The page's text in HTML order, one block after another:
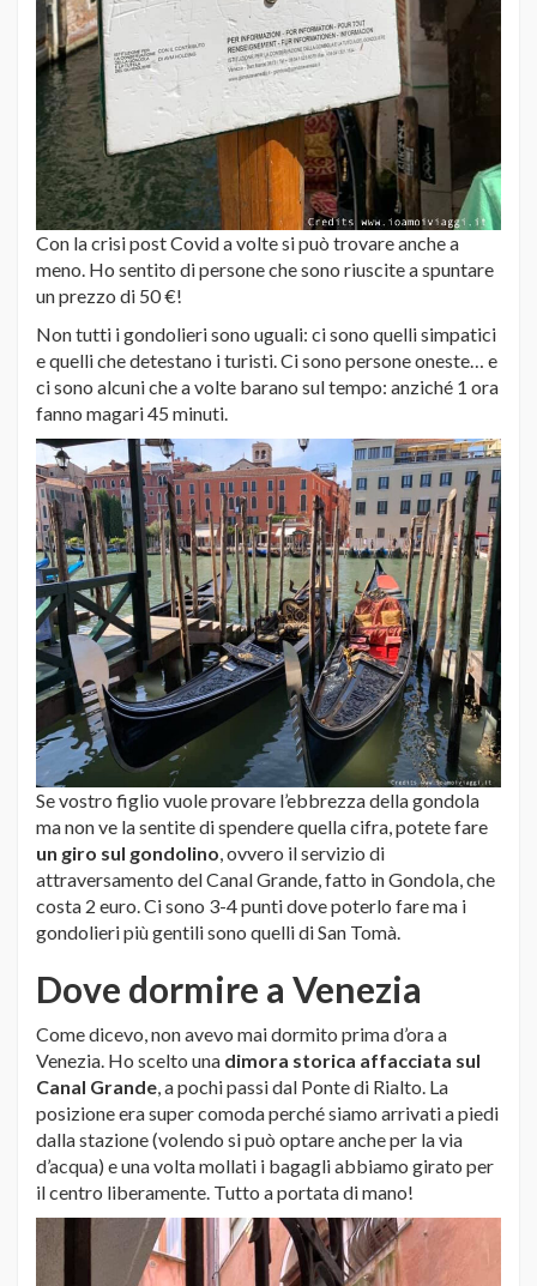
Con la crisi post Covid a volte si può trovare anche a
meno. Ho sentito di persone che sono riuscite a spuntare
un prezzo di 50 €!
Non tutti i gondolieri sono uguali: ci sono quelli simpatici
e quelli che detestano i turisti. Ci sono persone oneste… e
ci sono alcuni che a volte barano sul tempo: anziché 1 ora
fanno magari 45 minuti.
Se vostro figlio vuole provare l’ebbrezza della gondola
ma non ve la sentite di spendere quella cifra, potete fare
un giro sul gondolino, ovvero il servizio di
attraversamento del Canal Grande, fatto in Gondola, che
costa 2 euro. Ci sono 3-4 punti dove poterlo fare ma i
gondolieri più gentili sono quelli di San Tomà.
Dove dormire a Venezia
Come dicevo, non avevo mai dormito prima d’ora a
Venezia. Ho scelto una dimora storica affacciata sul
Canal Grande, a pochi passi dal Ponte di Rialto. La
posizione era super comoda perché siamo arrivati a piedi
dalla stazione (volendo si può optare anche per la via
d’acqua) e una volta mollati i bagagli abbiamo girato per
il centro liberamente. Tutto a portata di mano!